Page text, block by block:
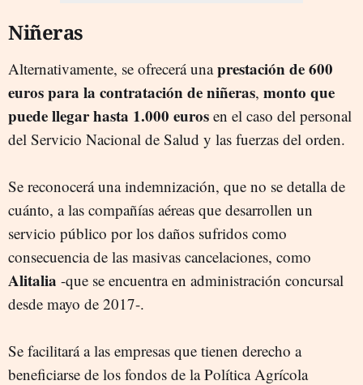
Niñeras
Alternativamente, se ofrecerá unaprestación de 600
euros para la contratación de niñeras, monto que
puede llegar hasta 1.000 euros en el caso del personal
del Servicio Nacional de Salud y las fuerzas del orden.
Se reconocerá una indemnización, que no se detalla de
cuánto, a las compañías aéreas que desarrollen un
servicio público por los daños sufridos como
consecuencia de las masivas cancelaciones, como
Alitalia -que se encuentra en administración concursal
desde mayo de 2017-.
Se facilitará a las empresas que tienen derecho a
beneficiarse de los fondos de la Política Agrícola